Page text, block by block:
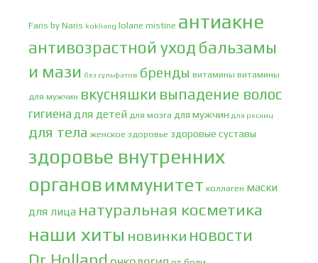
Faris by Naris kokliang lolane mistine антиакне
антивозрастной уход бальзамы
и мази без сульфатов бренды витамины витамины
для мужчин вкусняшки выпадение волос
гигиена для детей для мозга для мужчин для ресниц
для тела женское здоровье здоровые суставы
здоровье внутренних
органовиммунитет коллаген маски
для лица натуральная косметика
наши хиты новинки новости